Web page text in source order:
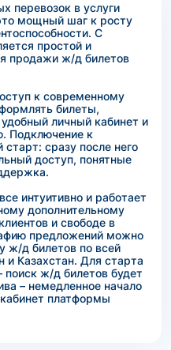
перевозок в услуги
мощный шаг к росту
С
простой и
продажи ж/д билетов
к современному
билеты,
личный кабинет и
Подключение к
сразу после него
доступ, понятные
интуитивно и работает
дополнительному
и свободе в
предложений можно
ж/д билетов по всей
и Казахстан. Для старта
поиск ж/д билетов будет
– немедленное начало
платформы